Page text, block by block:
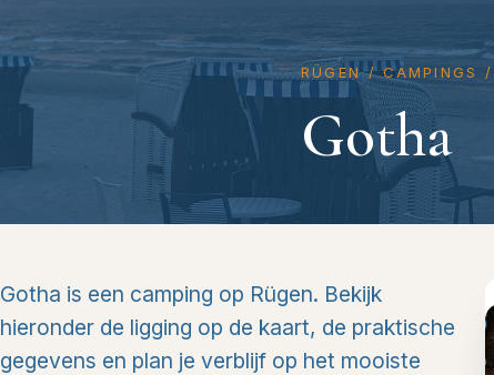
RÜGEN/ CAMPINGS /
Gotha
Gotha is een camping op Rügen. Bekijk
hieronder de ligging op de kaart, de praktische
gegevens en plan je verblijf op het mooiste